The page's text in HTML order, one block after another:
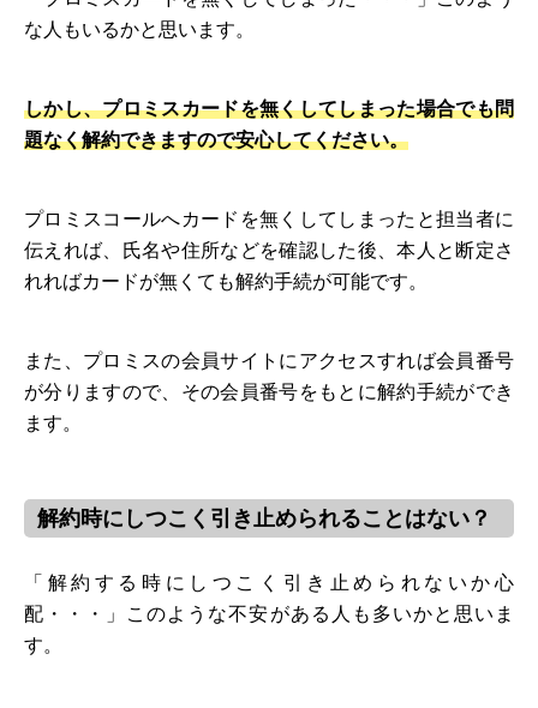
な人もいるかと思います。
しかし、プロミスカードを無くしてしまった場合でも問
題なく解約できますので安心してください。
プロミスコールへカードを無くしてしまったと担当者に
伝えれば、氏名や住所などを確認した後、本人と断定さ
れればカードが無くても解約手続が可能です。
また、プロミスの会員サイトにアクセスすれば会員番号
が分りますので、その会員番号をもとに解約手続ができ
ます。
解約時にしつこく引き止められることはない？
「解約する時にしつこく引き止められないか心
配・・・」このような不安がある人も多いかと思いま
す。